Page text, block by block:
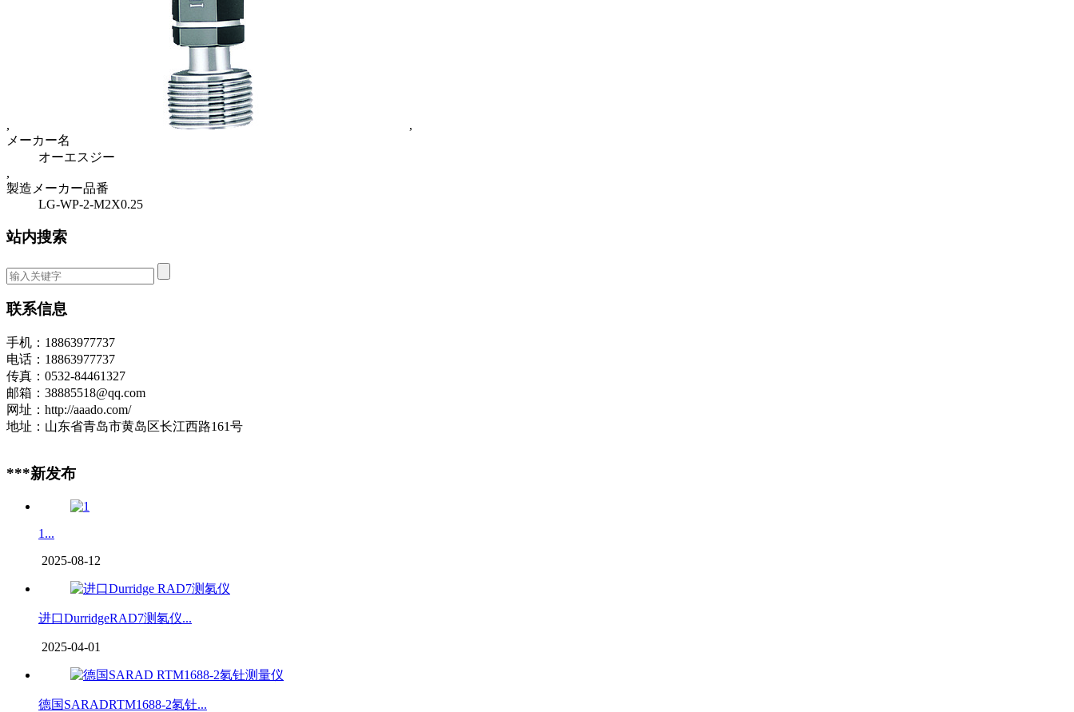
,
,
メーカー名
オーエスジー
,
製造メーカー品番
LG-WP-2-M2X0.25
站内搜索
联系信息
手机：18863977737
电话：18863977737
传真：0532-84461327
邮箱：38885518@qq.com
网址：http://aaado.com/
地址：山东省青岛市黄岛区长江西路161号
***新发布
1...
2025-08-12
进口DurridgeRAD7测氡仪...
2025-04-01
德国SARADRTM1688-2氡钍...